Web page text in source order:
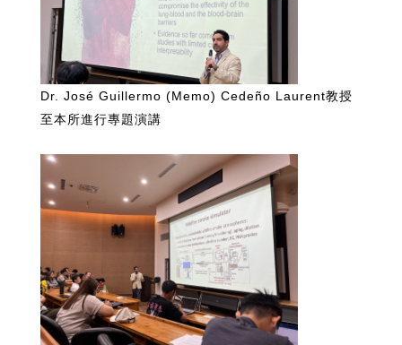
Dr. José Guillermo (Memo) Cedeño Laurent教授
至本所進行專題演講